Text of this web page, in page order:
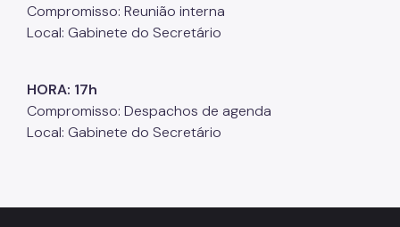
Compromisso: Reunião interna
Local: Gabinete do Secretário
HORA: 17h
Compromisso: Despachos de agenda
Local: Gabinete do Secretário